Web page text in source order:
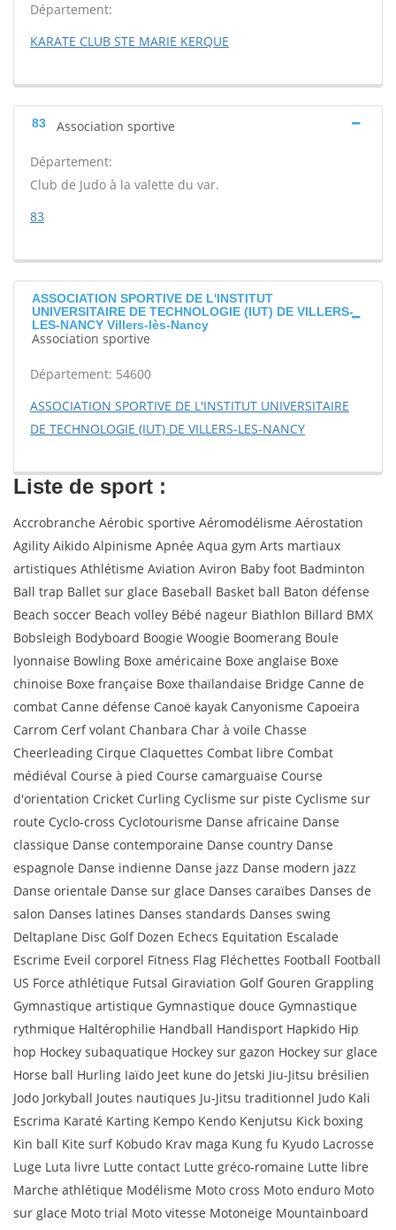
Département:
KARATE CLUB STE MARIE KERQUE
83 Association sportive
Département:
Club de Judo à la valette du var.
83
ASSOCIATION SPORTIVE DE L'INSTITUT
UNIVERSITAIRE DE TECHNOLOGIE (IUT) DE VILLERS-
LES-NANCY Villers-lès-Nancy
Association sportive
Département: 54600
ASSOCIATION SPORTIVE DE L'INSTITUT UNIVERSITAIRE
DE TECHNOLOGIE (IUT) DE VILLERS-LES-NANCY
Liste de sport :
Accrobranche Aérobic sportive Aéromodélisme Aérostation
Agility Aikido Alpinisme Apnée Aqua gym Arts martiaux
artistiques Athlétisme Aviation Aviron Baby foot Badminton
Ball trap Ballet sur glace Baseball Basket ball Baton défense
Beach soccer Beach volley Bébé nageur Biathlon Billard BMX
Bobsleigh Bodyboard Boogie Woogie Boomerang Boule
lyonnaise Bowling Boxe américaine Boxe anglaise Boxe
chinoise Boxe française Boxe thaïlandaise Bridge Canne de
combat Canne défense Canoë kayak Canyonisme Capoeira
Carrom Cerf volant Chanbara Char à voile Chasse
Cheerleading Cirque Claquettes Combat libre Combat
médiéval Course à pied Course camarguaise Course
d'orientation Cricket Curling Cyclisme sur piste Cyclisme sur
route Cyclo-cross Cyclotourisme Danse africaine Danse
classique Danse contemporaine Danse country Danse
espagnole Danse indienne Danse jazz Danse modern jazz
Danse orientale Danse sur glace Danses caraïbes Danses de
salon Danses latines Danses standards Danses swing
Deltaplane Disc Golf Dozen Echecs Equitation Escalade
Escrime Eveil corporel Fitness Flag Fléchettes Football Football
US Force athlétique Futsal Giraviation Golf Gouren Grappling
Gymnastique artistique Gymnastique douce Gymnastique
rythmique Haltérophilie Handball Handisport Hapkido Hip
hop Hockey subaquatique Hockey sur gazon Hockey sur glace
Horse ball Hurling Iaïdo Jeet kune do Jetski Jiu-Jitsu brésilien
Jodo Jorkyball Joutes nautiques Ju-Jitsu traditionnel Judo Kali
Escrima Karaté Karting Kempo Kendo Kenjutsu Kick boxing
Kin ball Kite surf Kobudo Krav maga Kung fu Kyudo Lacrosse
Luge Luta livre Lutte contact Lutte gréco-romaine Lutte libre
Marche athlétique Modélisme Moto cross Moto enduro Moto
sur glace Moto trial Moto vitesse Motoneige Mountainboard